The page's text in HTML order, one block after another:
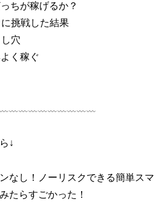
ちが稼げるか？
挑戦した結果
穴
く稼ぐ
↓
なし！ノーリスクできる簡単スマ
たらすごかった！